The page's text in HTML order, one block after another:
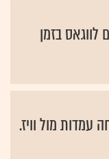
לווגאס בזמן
מול וויז.